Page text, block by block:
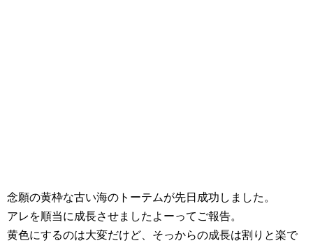
念願の黄枠な古い海のトーテムが先日成功しました。
アレを順当に成長させましたよーってご報告。
黄色にするのは大変だけど、そっからの成長は割りと楽で